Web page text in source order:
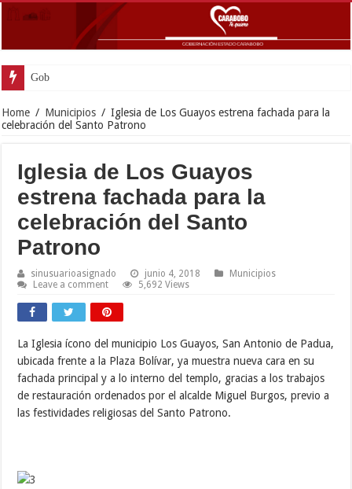
Gobernador Lacava y alcaldesa Riera s
Home / Municipios / Iglesia de Los Guayos estrena fachada para la
celebración del Santo Patrono
Iglesia de Los Guayos
estrena fachada para la
celebración del Santo
Patrono
sinusuarioasignado junio 4, 2018
Municipios
Leave a comment
5,692 Views
La Iglesia ícono del municipio Los Guayos, San Antonio de Padua,
ubicada frente a la Plaza Bolívar, ya muestra nueva cara en su
fachada principal y a lo interno del templo, gracias a los trabajos
de restauración ordenados por el alcalde Miguel Burgos, previo a
las festividades religiosas del Santo Patrono.